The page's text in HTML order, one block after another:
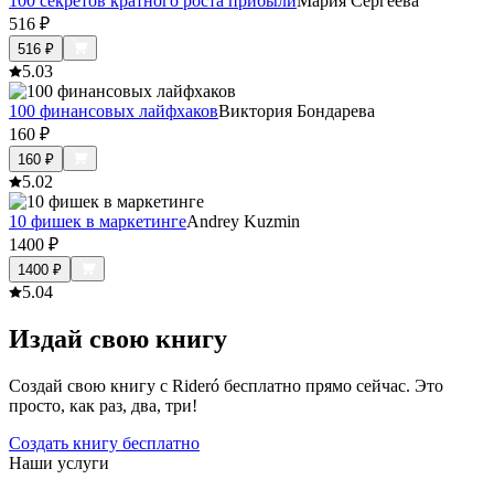
516 ₽
516 ₽
5.03
100 финансовых лайфхаковВиктория Бондарева
160 ₽
160 ₽
5.02
10 фишек в маркетингеAndrey Kuzmin
1400 ₽
1400 ₽
5.04
Издай свою книгу
Создай свою книгу с Rideró бесплатно прямо сейчас. Это
просто, как раз, два, три!
Создать книгу бесплатно
Наши услуги